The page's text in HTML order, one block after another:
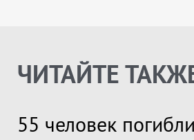
ЧИТАЙТЕ
55 человек